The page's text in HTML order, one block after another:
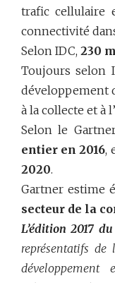
trafic cellulaire
connectivité
Selon IDC, 230
Toujours selon
développement
à la collecte et à
Selon le
entier en 2016,
2020.
Gartner estime
secteur de la
L’édition 2017
représentatifs